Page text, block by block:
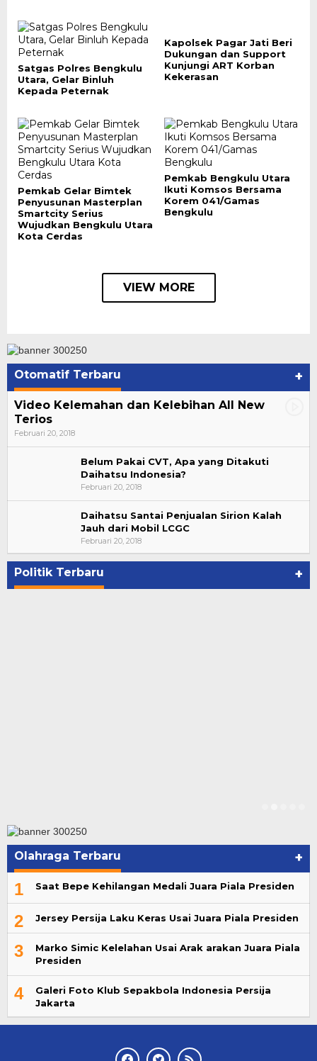
Satgas Polres Bengkulu
Utara, Gelar Binluh
Kepada Peternak
Kapolsek Pagar Jati Beri
Dukungan dan Support
Kunjungi ART Korban
Kekerasan
Pemkab Gelar Bimtek
Penyusunan Masterplan
Smartcity Serius
Wujudkan Bengkulu Utara
Kota Cerdas
Pemkab Bengkulu Utara
Ikuti Komsos Bersama
Korem 041/Gamas
Bengkulu
VIEW MORE
Otomatif Terbaru +
Video Kelemahan dan Kelebihan All New
Terios
Februari 20, 2018
Belum Pakai CVT, Apa yang Ditakuti
Daihatsu Indonesia?
Februari 20, 2018
Daihatsu Santai Penjualan Sirion Kalah
Jauh dari Mobil LCGC
Februari 20, 2018
Politik Terbaru +
Bupati Ahmad Hijazi, Hadiri Paripurna Hasil
Penetapan Paslon Bupati dan Wabup Te…
Di NASIONAL, POLITIK, REJANG LEBONG
Olahraga Terbaru +
1 Saat Bepe Kehilangan Medali Juara Piala Presiden
2 Jersey Persija Laku Keras Usai Juara Piala Presiden
3
Marko Simic Kelelahan Usai Arak arakan Juara Piala
Presiden
4
Galeri Foto Klub Sepakbola Indonesia Persija
Jakarta